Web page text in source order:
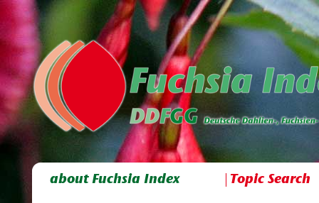
about Fuchsia Index Topic Search